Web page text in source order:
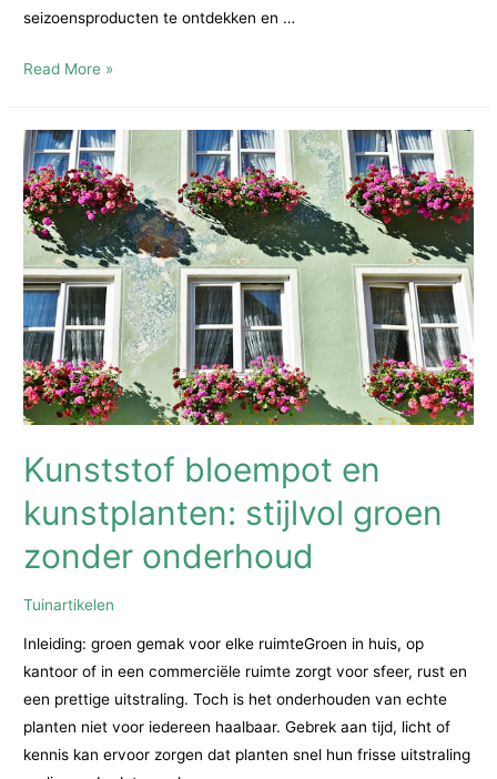
seizoensproducten te ontdekken en …
Tuincentrum
Cranenbroek:
alles
voor
tuin,
dier
en
buitenleven
Read More »
Kunststof bloempot en
kunstplanten: stijlvol groen
zonder onderhoud
Tuinartikelen
Inleiding: groen gemak voor elke ruimteGroen in huis, op
kantoor of in een commerciële ruimte zorgt voor sfeer, rust en
een prettige uitstraling. Toch is het onderhouden van echte
planten niet voor iedereen haalbaar. Gebrek aan tijd, licht of
kennis kan ervoor zorgen dat planten snel hun frisse uitstraling